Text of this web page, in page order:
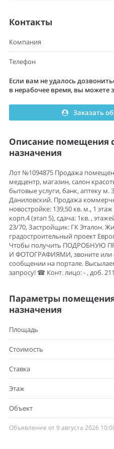
Контакты
Компания
Телефон
Если вам не удалось
в нерабочее время, вы можете
Заказать
Описание помещения
назначения
Лот №1094875 Продажа
медцентр, магазин, салон
бытовые услуги, банк, аптеку
Даниловский. Продажа
новостройке: 139,50 кв. м., 1
корп.4 (этап 5), сдача: 1кв. ,
23/70, Застройщик: ГК Эталон.
градостроительный проект
Чтобы получить ПОДРОБНУЮ
И ФОТОГРАФИЯМИ, звоните или
сообщении на портале.
запросу! ☎ Конт. лицо: - , доб.
Параметры
назначения
Площадь
Стоимость
Ставка
Этаж
Объект
Объявление от 9 августа 2026